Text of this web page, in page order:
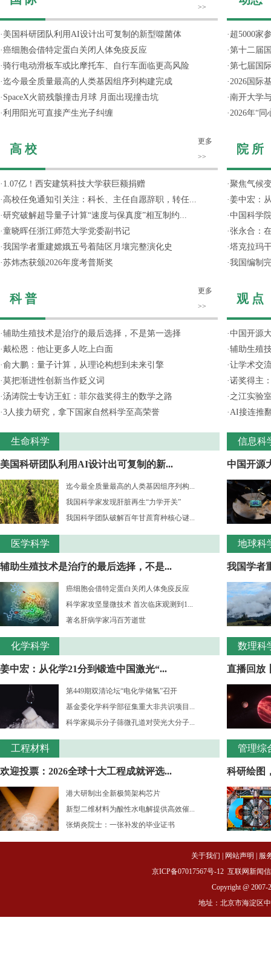
>>
· 美国科研团队利用AI设计出可复制的新型噬菌体
·癌细胞会借特定蛋白关闭人体免疫反应
·骑行电动滑板车或比摩托车、自行车面临更高风险
·迄今最全质量最高的人类基因组序列构建完成
· SpaceX火箭残骸撞击月球 月面出现撞击坑
·利用阳光可直接产生光子纠缠
高 校
更多
>>
· 1.07亿！西安建筑科技大学获巨额捐赠
· 高校任免通知引关注：科长、主任自愿辞职，转任...
·研究破解超导量子计算“速度与保真度”相互制约...
·童晓晖任浙江师范大学党委副书记
·我国学者重建嫦娥五号着陆区月壤完整演化史
·苏炜杰获颁2026年度考普斯奖
科 普
更多
>>
·辅助生殖技术是治疗的最后选择，不是第一选择
·戴松恩：他让更多人吃上白面
·俞大鹏：量子计算，从理论构想到未来引擎
·莫把渐进性创新当作贬义词
·汤涛院士专访王虹：菲尔兹奖得主的数学之路
·3人接力研究，拿下国家自然科学至高荣誉
生命科学
美国科研团队利用AI设计出可复制的新...
迄今最全质量最高的人类基因组序列构...
我国科学家发现肝脏再生“力学开关”
我国科学团队破解百年甘蔗育种核心谜...
医学科学
辅助生殖技术是治疗的最后选择，不是...
癌细胞会借特定蛋白关闭人体免疫反应
科学家攻坚显微技术 首次临床观测到1...
著名肝病学家冯百芳逝世
化学科学
姜中宏：从化学21分到锻造中国激光“...
第449期双清论坛“电化学储氢”召开
基金委化学科学部征集重大非共识项目...
科学家揭示分子筛微孔道对荧光大分子...
工程材料
欢迎投票：2026全球十大工程成就评选...
港大研制出全新极简架构芯片
新型二维材料为酸性水电解提供高效催...
张炳炎院士：一张补发的毕业证书
· 超5000家
·第十二届
·第七届国
·2026国际
·南开大学
·2026年“
院 所
·聚焦气候
·姜中宏：
·中国科学
·张永合：
·塔克拉玛
·我国编制
观 点
·中国开源
·辅助生殖
·让学术交
·诺奖得主
· 之江实验
·AI接连推
信息科
中国开源
地球科
我国学者
数理科
直播回放
管理综
科研绘图
关于我们 网站声明
服
京ICP备07017567号-12 互联网新闻
Copyright @ 2007-
地址：北京市海淀区